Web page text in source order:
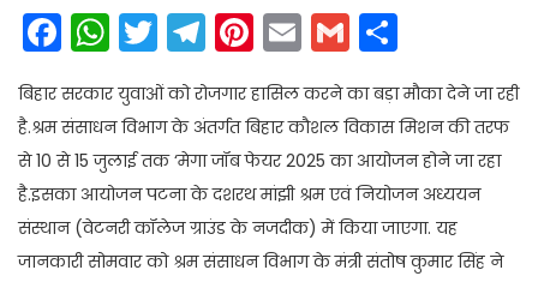
Facebook
WhatsApp
Twitter
Telegram
Pinterest
EmailGmail
बिहार सरकार युवाओं को रोजगार हासिल करने का बड़ा मौका देने जा रही
है.श्रम संसाधन विभाग के अंतर्गत बिहार कौशल विकास मिशन की तरफ
से 10 से 15 जुलाई तक ‘मेगा जॉब फेयर 2025 का आयोजन होने जा रहा
है.इसका आयोजन पटना के दशरथ मांझी श्रम एवं नियोजन अध्ययन
संस्थान (वेटनरी कॉलेज ग्राउंड के नजदीक) में किया जाएगा. यह
जानकारी सोमवार को श्रम संसाधन विभाग के मंत्री संतोष कुमार सिंह ने